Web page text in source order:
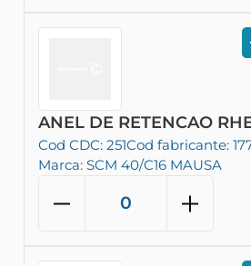
ANEL DE RETENCAO
Cod CDC: 251Cod fabricante:
Marca: SCM 40/C16 MAUSA